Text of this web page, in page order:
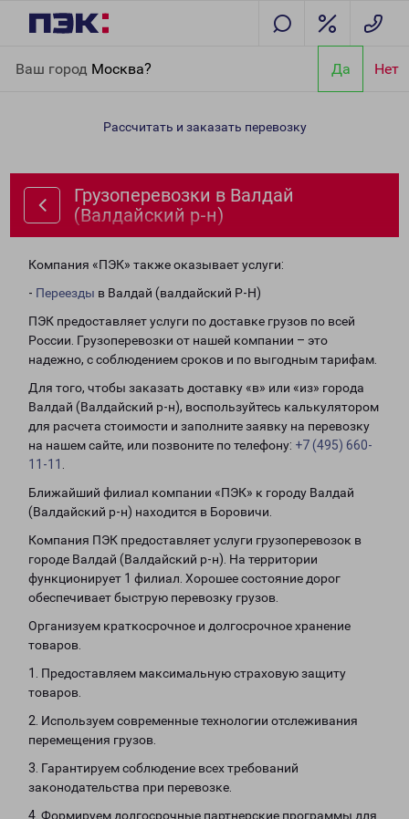
Ваш город Москва? Да Нет
р-н)
Рассчитать и заказать перевозку
Грузоперевозки в Валдай
(Валдайский р-н)
Компания «ПЭК» также оказывает услуги:
- Переезды в Валдай (валдайский Р-Н)
ПЭК предоставляет услуги по доставке грузов по всей
России. Грузоперевозки от нашей компании – это
надежно, с соблюдением сроков и по выгодным тарифам.
Для того, чтобы заказать доставку «в» или «из» города
Валдай (Валдайский р-н), воспользуйтесь калькулятором
для расчета стоимости и заполните заявку на перевозку
на нашем сайте, или позвоните по телефону: +7 (495) 660-
11-11
Ближайший филиал компании «ПЭК» к городу Валдай
(Валдайский р-н) находится в Боровичи.
Компания ПЭК предоставляет услуги грузоперевозок в
городе Валдай (Валдайский р-н). На территории
функционирует 1 филиал. Хорошее состояние дорог
обеспечивает быструю перевозку грузов.
Организуем краткосрочное и долгосрочное хранение
товаров.
1. Предоставляем максимальную страховую защиту
товаров.
2. Используем современные технологии отслеживания
перемещения грузов.
3. Гарантируем соблюдение всех требований
законодательства при перевозке.
4. Формируем долгосрочные партнерские программы для